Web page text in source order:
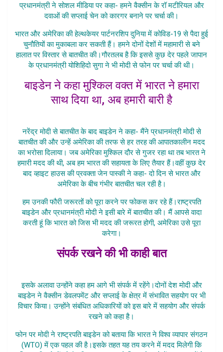
प्रधानमंत्री ने सोशल मीडिया पर कहा- हमने वैक्सीन के रॉ मटीरियल और
दवाओं की सप्लाई चेन को कारगर बनाने पर चर्चा की।
भारत और अमेरिका की हेल्थकेयर पार्टनरशिप दुनिया में कोविड-19 से पैदा हुई
चुनौतियों का मुकाबला कर सकती हैं। हमने दोनों देशों में महामारी से बने
हालात पर विस्तार से बातचीत की।गौरतलब है कि इससे कुछ देर पहले जापान
के प्रधानमंत्री योशिहिदो सुगा ने भी मोदी से फोन पर चर्चा की थी।
बाइडेन ने कहा मुश्किल वक्त में भारत ने हमारा
साथ दिया था, अब हमारी बारी है
नरेंद्र मोदी से बातचीत के बाद बाइडेन ने कहा- मैंने प्रधानमंत्री मोदी से
बातचीत की और उन्हें अमेरिका की तरफ से हर तरह की आपातकालीन मदद
का भरोसा दिलाया। जब अमेरिका मुश्किल दौर से गुजर रहा था तब भारत ने
हमारी मदद की थी, अब हम भारत की सहायता के लिए तैयार हैं।वहीं कुछ देर
बाद व्हाइट हाउस की प्रवक्ता जेन पास्की ने कहा- दो दिन से भारत और
अमेरिका के बीच गंभीर बातचीत चल रही है।
हम उनकी फौरी जरूरतों को पूरा करने पर फोकस कर रहे हैं।राष्ट्रपति
बाइडेन और प्रधानमंत्री मोदी ने इसी बारे में बातचीत की। मैं आपसे वादा
करती हूं कि भारत को जिस भी मदद की जरूरत होगी, अमेरिका उसे पूरा
करेगा।
संपर्क रखने की भी काही बात
इसके अलावा उन्होंने कहा हम आगे भी संपर्क में रहेंगे।दोनों देश मोदी और
बाइडेन ने वैक्सीन डेवलपमेंट और सप्लाई के क्षेत्र में संभावित सहयोग पर भी
विचार किया। उन्होंने संबंधित अधिकारियों को इस बारे में सहयोग और संपर्क
रखने को कहा है।
फोन पर मोदी ने राष्ट्रपति बाइडेन को बताया कि भारत ने विश्व व्यापार संगठन
(WTO) में एक पहल की है।इसके तहत यह तय करने में मदद मिलेगी कि